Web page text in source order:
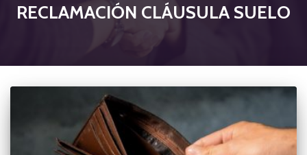
RECLAMACIÓN CLÁUSULA SUELO